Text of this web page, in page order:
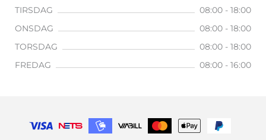
TIRSDAG
08:00 - 18:00
ONSDAG
08:00 - 18:00
TORSDAG
08:00 - 18:00
FREDAG
08:00 - 16:00